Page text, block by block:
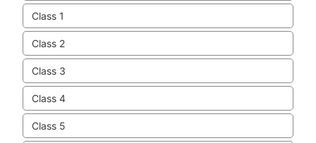
Class 1
Class 2
Class 3
Class 4
Class 5